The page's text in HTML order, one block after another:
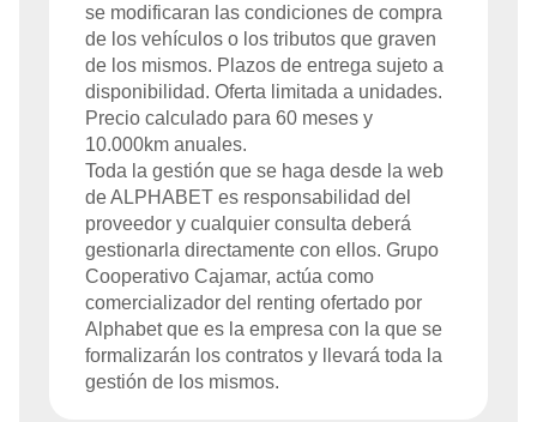
se modificaran las condiciones de compra
de los vehículos o los tributos que graven
de los mismos. Plazos de entrega sujeto a
disponibilidad. Oferta limitada a unidades.
Precio calculado para 60 meses y
10.000km anuales.
Toda la gestión que se haga desde la web
deALPHABET es responsabilidad del
proveedor y cualquier consulta deberá
gestionarla directamente con ellos. Grupo
Cooperativo Cajamar, actúa como
comercializador del renting ofertado por
Alphabet que es la empresa con la que se
formalizarán los contratos y llevará toda la
gestión de los mismos.